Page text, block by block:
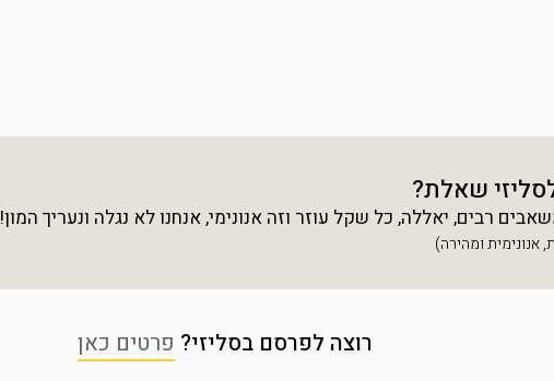
שאלת?
רבים, יאללה, כל שקל עוזר וזה אנונימי, אנחנו לא נגלה ונעריך המון!
רוצה לפרסם בסליזי? פרטים כאן